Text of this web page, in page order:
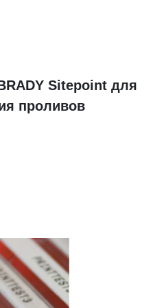
Sitepoint для
проливов